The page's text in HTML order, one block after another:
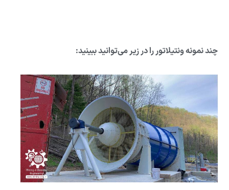
چند نمونه ونتیلاتور را در زیر می‌توانید ببینید: